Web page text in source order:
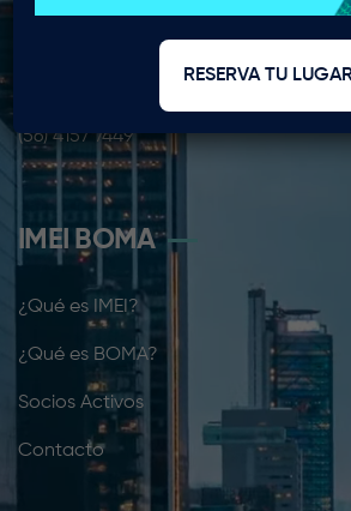
11560 Alcaldía Miguel Hidalgo, CDMX
Coordinación IMEI BOMA
coordinacion@imei.org.mx
(56) 4157 7449
IMEI BOMA
¿Qué es IMEI?
¿Qué es BOMA?
Socios Activos
Contacto
RESERVA TU